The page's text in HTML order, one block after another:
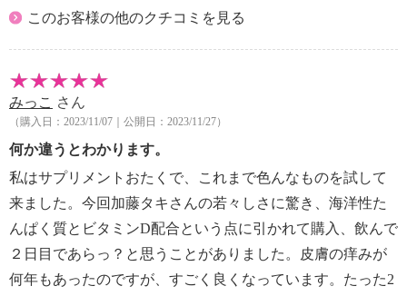
・開封前：商品記載の通り
【同梱書類】
・あり
【保健機能】
＜栄養機能食品＞
・食生活は、主食、主菜、副菜を基本に食事のバラン
スを。
・本品は、特定保健用食品と異なり、消費者庁長官に
よる個別審査を受けたものではありません。
※お召し上がりの際は、必ず商品記載の原材料表示を
ご確認ください。商品の詳しい情報はホームページで
ご覧ください
このお客様の他のクチコミを見る
みっこ さん
（購入日：2023/11/07｜公開日：2023/11/27）
何か違うとわかります。
私はサプリメントおたくで、これまで色んなものを試して
来ました。今回加藤タキさんの若々しさに驚き、海洋性た
んぱく質とビタミンD配合という点に引かれて購入、飲んで
２日目であらっ？と思うことがありました。皮膚の痒みが
何年もあったのですが、すごく良くなっています。たった2